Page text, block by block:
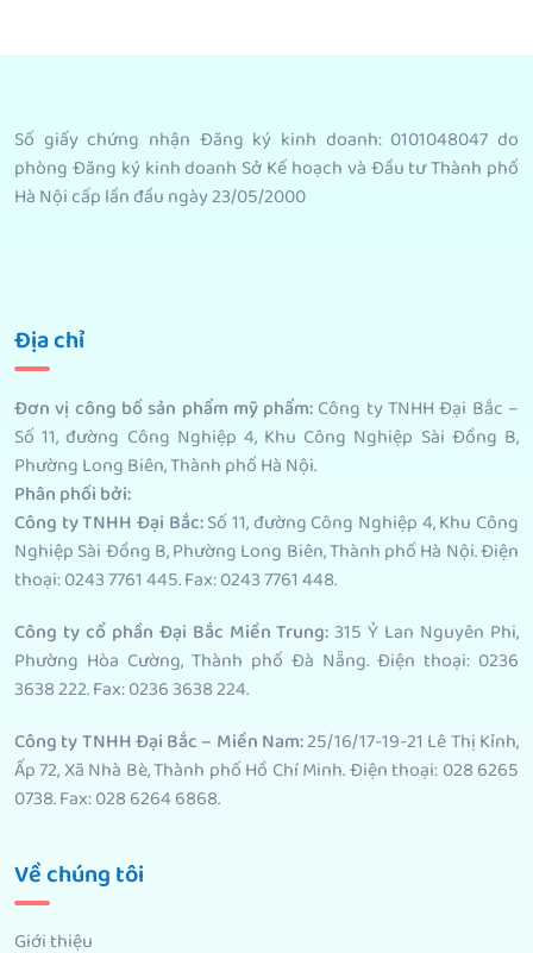
Số giấy chứng nhận Đăng ký kinh doanh: 0101048047 do
phòng Đăng ký kinh doanh Sở Kế hoạch và Đầu tư Thành phố
Hà Nội cấp lần đầu ngày 23/05/2000
Địa chỉ
Đơn vị công bố sản phẩm mỹ phẩm: Công ty TNHH Đại Bắc –
Số 11, đường Công Nghiệp 4, Khu Công Nghiệp Sài Đồng B,
Phường Long Biên, Thành phố Hà Nội.
Phân phối bởi:
Công ty TNHH Đại Bắc:Số 11, đường Công Nghiệp 4, Khu Công
Nghiệp Sài Đồng B, Phường Long Biên, Thành phố Hà Nội. Điện
thoại: 0243 7761 445. Fax: 0243 7761 448.
Công ty cổ phần Đại Bắc Miền Trung: 315 Ỷ Lan Nguyên Phi,
Phường Hòa Cường, Thành phố Đà Nẵng. Điện thoại: 0236
3638 222. Fax: 0236 3638 224.
Công ty TNHH Đại Bắc – Miền Nam:25/16/17-19-21 Lê Thị Kỉnh,
Ấp 72, Xã Nhà Bè, Thành phố Hồ Chí Minh. Điện thoại: 028 6265
0738. Fax: 028 6264 6868.
Về chúng tôi
Giới thiệu